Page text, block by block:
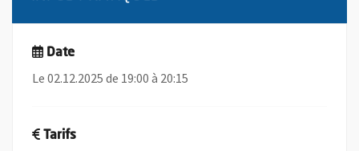
Date
Le 02.12.2025 de 19:00 à 20:15
Tarifs